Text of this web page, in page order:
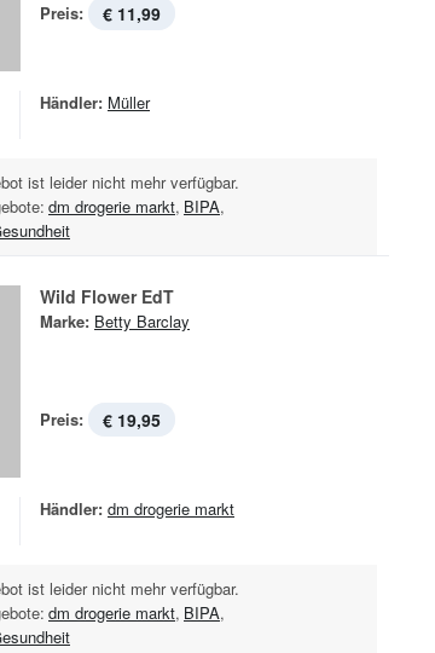
Preis: € 11,99
Händler: Müller
ist leider nicht mehr verfügbar.
dm drogerie markt, BIPA,
Wild Flower EdT
Marke: Betty Barclay
Preis: € 19,95
Händler: dm drogerie markt
ist leider nicht mehr verfügbar.
dm drogerie markt, BIPA,